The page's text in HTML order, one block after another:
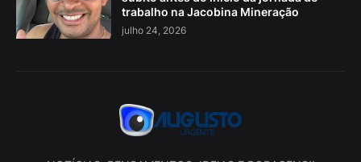
trabalho na Jacobina Mineração
julho 24, 2026